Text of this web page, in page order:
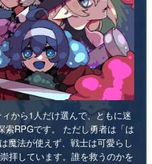
から1人だけ選んで、ともに迷
索RPGです。 ただし勇者は「は
魔法が使えず、戦士は可愛らし
拝しています。誰を救うのかを